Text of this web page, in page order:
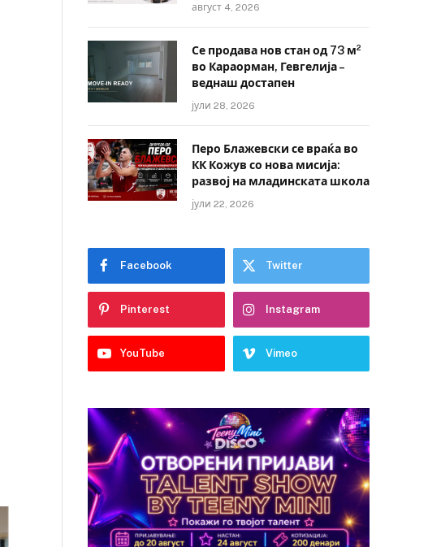
август 4, 2026
Се продава нов стан од 73 м²
во Караорман, Гевгелија –
веднаш достапен
јули 28, 2026
Перо Блажевски се враќа во
КК Кожув со нова мисија:
развој на младинската школа
јули 22, 2026
Facebook Twitter
Pinterest Instagram
YouTube Vimeo